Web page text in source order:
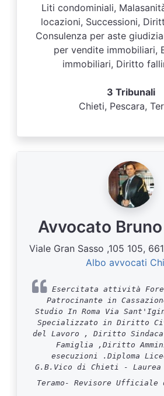
Liti condominiali,
locazioni, Successioni,
Consulenza per aste
per vendite immobiliari,
immobiliari, Diritto
3 Tribunali
Chieti, Pescara,
Avvocato
Viale Gran Sasso ,105 105,
Albo avvocati
Esercitata attività
Patrocinante in
Studio In Roma Via
Specializzato in Diritto
del Lavoro , Diritto
Famiglia ,Diritto
esecuzioni .Diploma
G.B.Vico di Chieti -
Teramo- Revisore Ufficiale